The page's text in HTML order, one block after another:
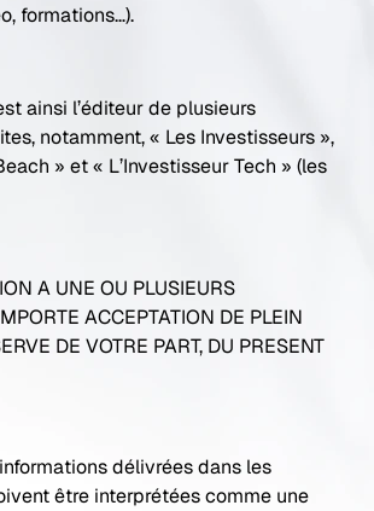
formations…).
ainsi l’éditeur de plusieurs
notamment, « Les Investisseurs »,
» et « L’Investisseur Tech » (les
A UNE OU PLUSIEURS
ACCEPTATION DE PLEIN
DE VOTRE PART, DU PRESENT
délivrées dans les
être interprétées comme une